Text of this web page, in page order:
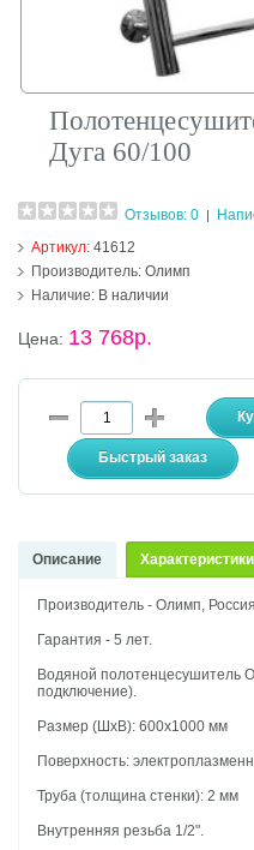
Дуга 60/100
Отзывов: 0
Артикул:41612
Производитель: Олимп
Наличие: В наличии
Цена: 13 768р.
Описание Характеристики
Производитель - Олимп,
Гарантия - 5 лет.
Водяной полотенцесушитель
подключение).
Размер (ШхВ): 600х1000 мм
Поверхность:
Труба (толщина стенки): 2 мм
Внутренняя резьба 1/2".